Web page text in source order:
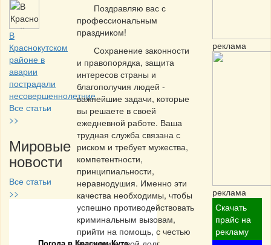
В
Краснокутском
районе в
аварии
пострадали
несовершеннолетние
Все статьи
>>
Мировые
новости
Все статьи
>>
Частная реклама
Поздравляю вас с
профессиональным
праздником!
Сохранение законности
и правопорядка, защита
интересов страны и
благополучия людей -
важнейшие задачи, которые
вы решаете в своей
ежедневной работе. Ваша
трудная служба связана с
риском и требует мужества,
компетентности,
принципиальности,
неравнодушия. Именно эти
качества необходимы, чтобы
успешно противодействовать
криминальным вызовам,
прийти на помощь, с честью
реклама
реклама
Скачать
прайс на
рекламу